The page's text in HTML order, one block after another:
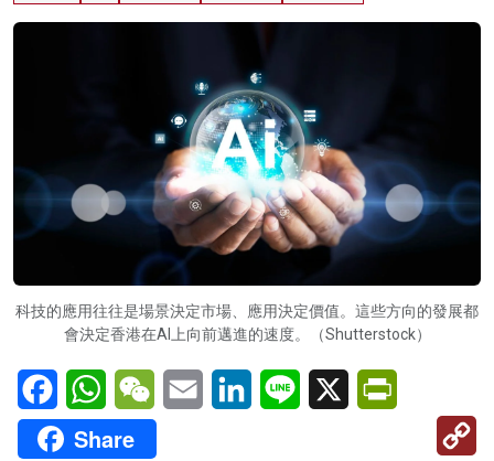
科技的應用往往是場景決定市場、應用決定價值。這些方向的發展都
會決定香港在AI上向前邁進的速度。（Shutterstock）
FacebookWhatsAppWeChatEmail LinkedInLine X
Share